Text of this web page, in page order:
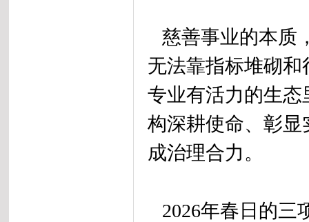
慈善事业的本质
无法靠指标堆砌
专业有活力的生
构深耕使命、彰
成治理合力。
2026年春日的三